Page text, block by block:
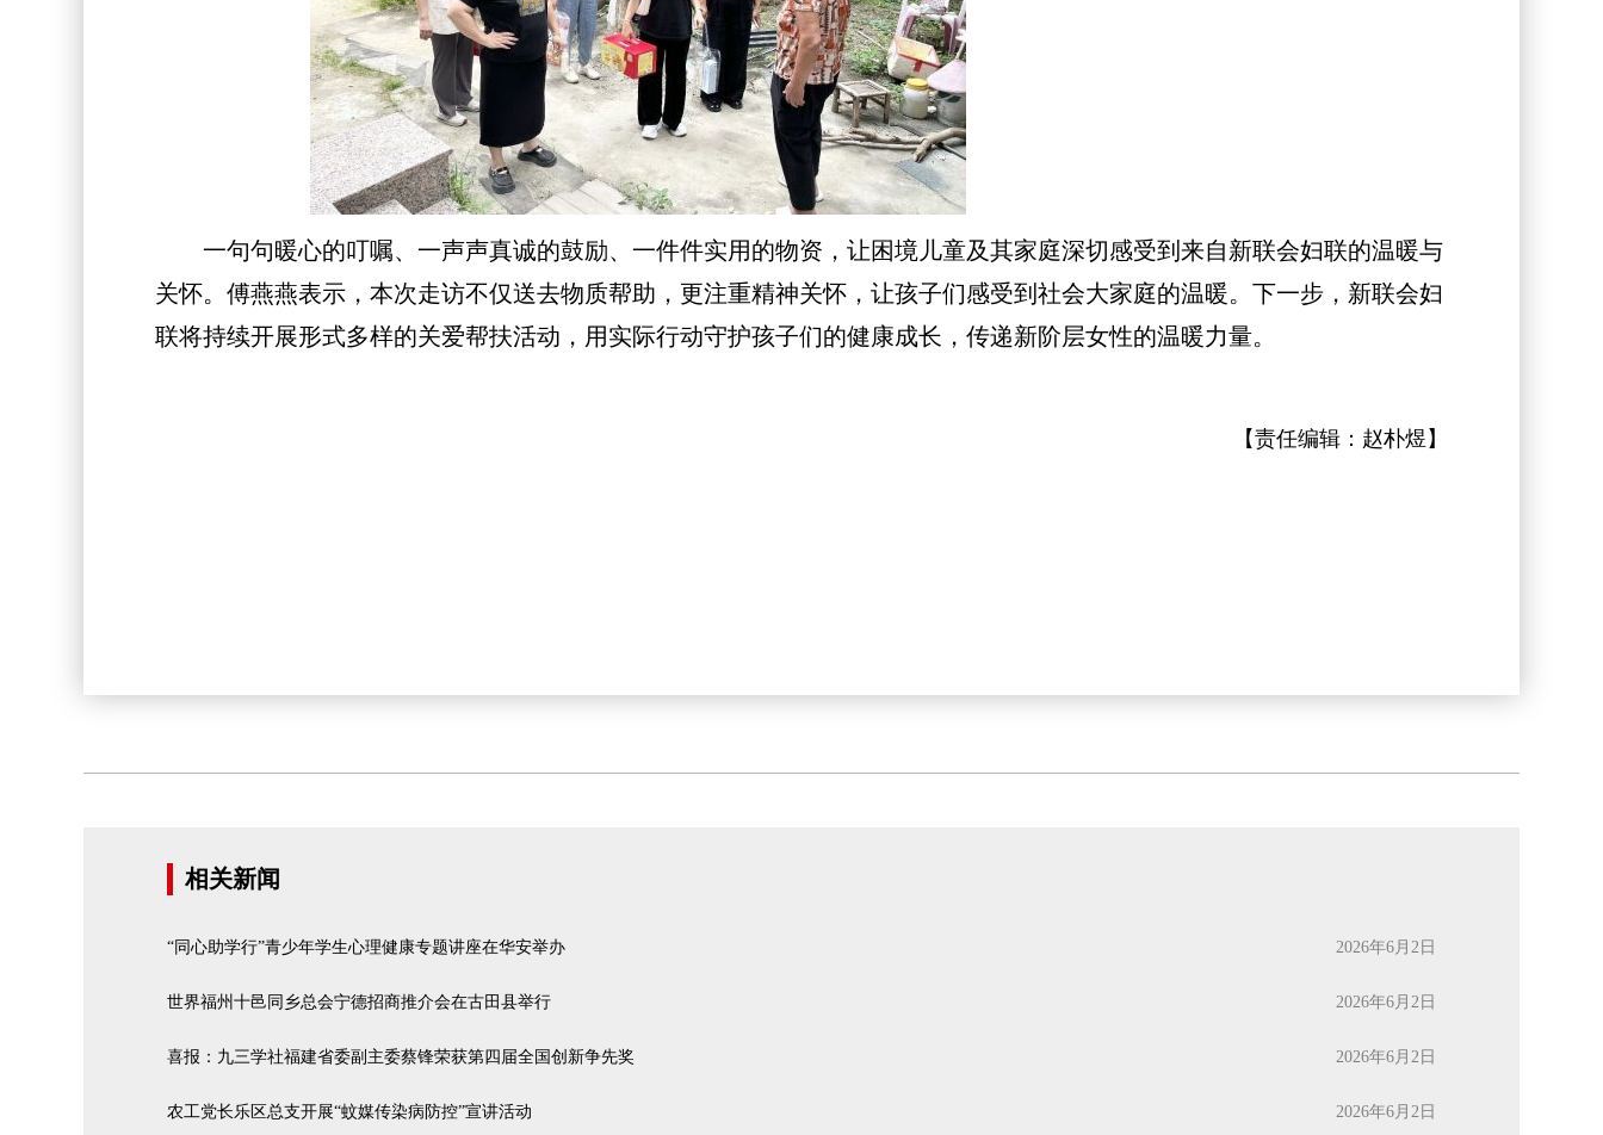
一句句暖心的叮嘱、一声声真诚的鼓励、一件件实用的物资，让困境儿童及其家庭深切感受到来自新联会妇联的温暖与
关怀。傅燕燕表示，本次走访不仅送去物质帮助，更注重精神关怀，让孩子们感受到社会大家庭的温暖。下一步，新联会妇
联将持续开展形式多样的关爱帮扶活动，用实际行动守护孩子们的健康成长，传递新阶层女性的温暖力量。
【责任编辑： 赵朴煜 】
相关新闻
“同心助学行”青少年学生心理健康专题讲座在华安举办 2026年6月2日
世界福州十邑同乡总会宁德招商推介会在古田县举行 2026年6月2日
喜报：九三学社福建省委副主委蔡锋荣获第四届全国创新争先奖 2026年6月2日
农工党长乐区总支开展“蚊媒传染病防控”宣讲活动 2026年6月2日